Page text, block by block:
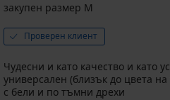
закупен размер M
Проверен клиент
Чудесни и като качество и като
универсален (близък до цвета
с бели и по тъмни дрехи